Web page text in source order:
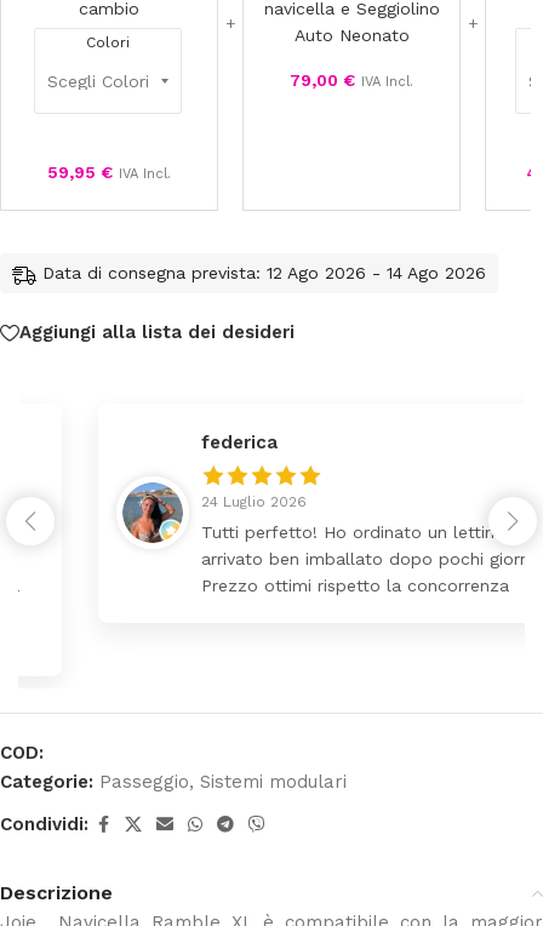
cambio
Colori
59,95 € IVA Incl.
Seggiolino
navicella e Seggiolino
Auto Neonato
79,00 € IVA Incl.
Data di consegna prevista: 12 Ago 2026 - 14 Ago 2026
Aggiungi alla lista dei desideri
federica
24 Luglio 2026
Tutti perfetto! Ho ordinato un lettino che é
arrivato ben imballato dopo pochi giorni.
Prezzo ottimi rispetto la concorrenza
COD:
Categorie: Passeggio, Sistemi modulari
Condividi:
Descrizione